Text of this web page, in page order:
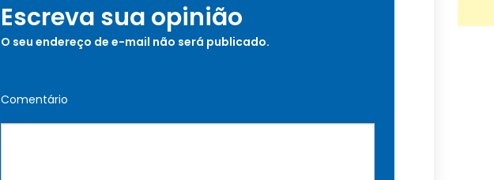
Escreva sua opinião
O seu endereço de e-mail não será publicado.
Comentário